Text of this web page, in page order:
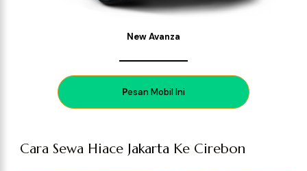
New Avanza
Pesan Mobil Ini
Cara Sewa Hiace Jakarta Ke Cirebon